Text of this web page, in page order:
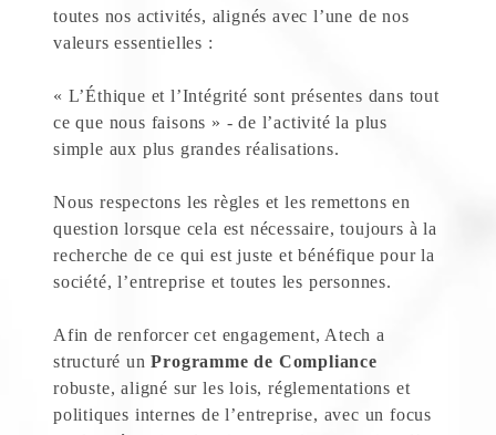
toutes nos activités, alignés avec l’une de nos
valeurs essentielles :
« L’Éthique et l’Intégrité sont présentes dans tout
ce que nous faisons » - de l’activité la plus
simple aux plus grandes réalisations.
Nous respectons les règles et les remettons en
question lorsque cela est nécessaire, toujours à la
recherche de ce qui est juste et bénéfique pour la
société, l’entreprise et toutes les personnes.
Afin de renforcer cet engagement, Atech a
structuré unProgramme de Compliance
robuste, aligné sur les lois, réglementations et
politiques internes de l’entreprise, avec un focus